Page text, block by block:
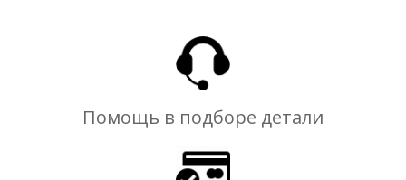
Помощь в подборе детали